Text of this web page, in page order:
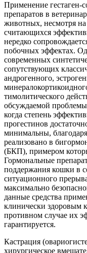
Применение
препаратов в
животных, несмотря
считающихся
нередко
побочных эффектах.
современных
сопутствующих
андрогенного,
тимолитического
обсуждаемой
когда степень
прогестинов
минимальны,
реализовано в
(БКП), примером
Гормональные
поддержания кошки в
ситуационного
максимально
данные средства
клинически здоровым
противном случае их
гарантируется.
Кастрация
хирургическое